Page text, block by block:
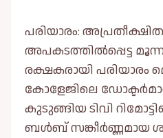
പരിയാരം:
അപകടത്തിൽപ്പെട്ട
രക്ഷകരായി പരിയാരം
കോളേജിലെ
കുടുങ്ങിയ ടിവി
ബൾബ് സങ്കീർണ്ണമായ